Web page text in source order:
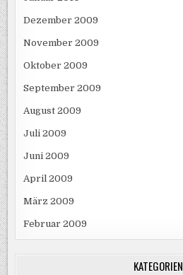
Dezember 2009
November 2009
Oktober 2009
September 2009
August 2009
Juli 2009
Juni 2009
April 2009
März 2009
Februar 2009
KATEGORIEN